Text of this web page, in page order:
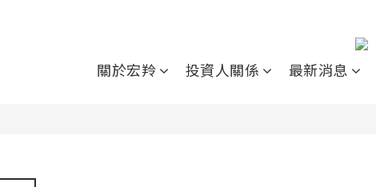
關於宏羚 投資人關係 最新消息